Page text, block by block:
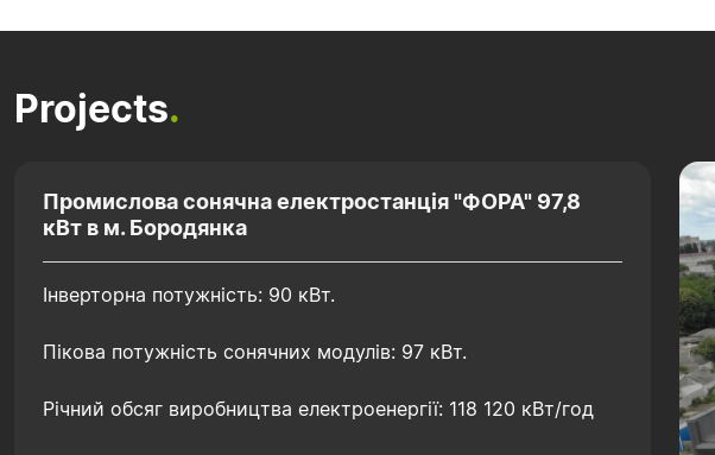
Projects.
Промислова сонячна електростанція "ФОРА" 97,8
кВт в м. Бородянка
Інверторна потужність: 90 кВт.
Пікова потужність сонячних модулів: 97 кВт.
Річний обсяг виробництва електроенергії: 118 120 кВт/год